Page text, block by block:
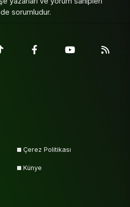
sorumludur.
Çerez Politikası
Künye